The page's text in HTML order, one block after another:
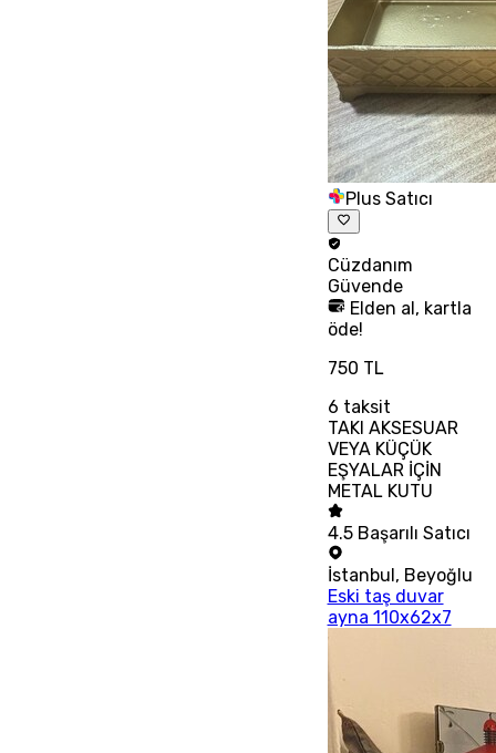
Plus Satıcı
Cüzdanım
Güvende
Elden al, kartla
öde!
750 TL
6 taksit
TAKI AKSESUAR
VEYA KÜÇÜK
EŞYALAR İÇİN
METAL KUTU
4.5 Başarılı Satıcı
İstanbul, Beyoğlu
Eski taş duvar
ayna 110x62x7